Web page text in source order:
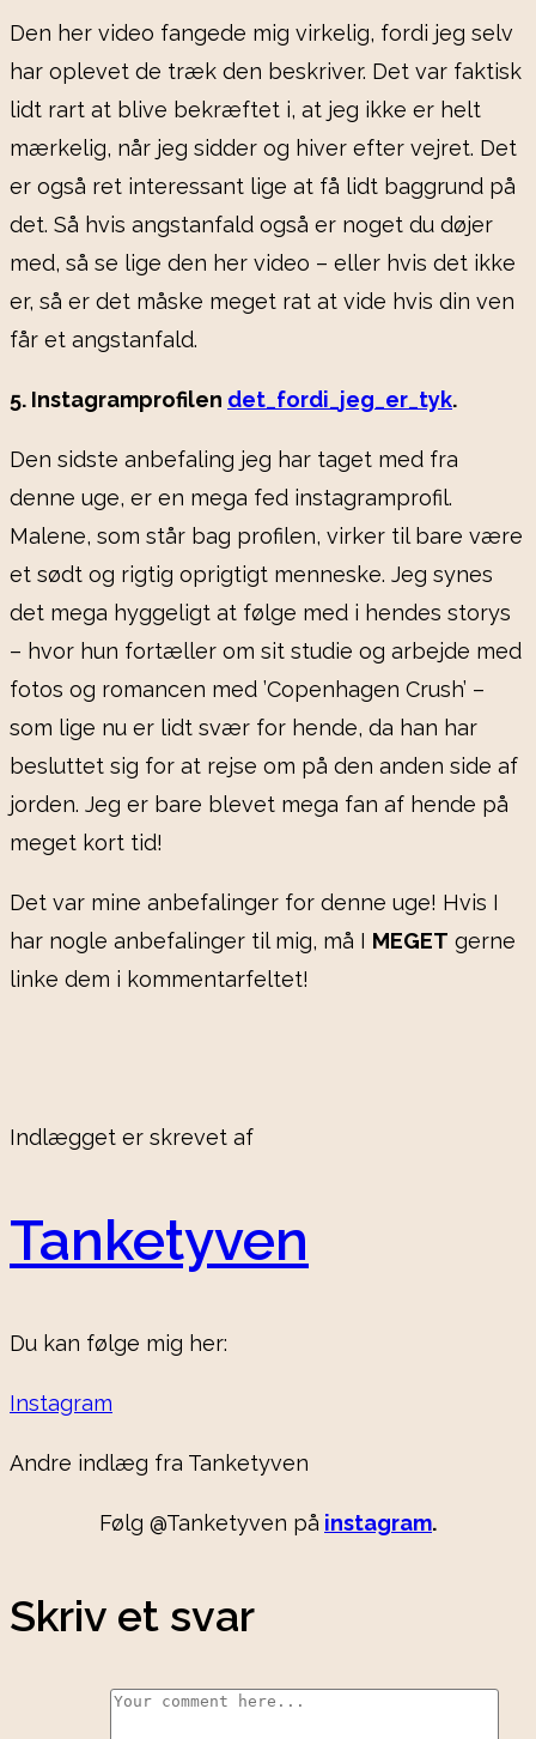
Den her video fangede mig virkelig, fordi jeg selv
har oplevet de træk den beskriver. Det var faktisk
lidt rart at blive bekræftet i, at jeg ikke er helt
mærkelig, når jeg sidder og hiver efter vejret. Det
er også ret interessant lige at få lidt baggrund på
det. Så hvis angstanfald også er noget du døjer
med, så se lige den her video – eller hvis det ikke
er, så er det måske meget rat at vide hvis din ven
får et angstanfald.
5. Instagramprofilen det_fordi_jeg_er_tyk.
Den sidste anbefaling jeg har taget med fra
denne uge, er en mega fed instagramprofil.
Malene, som står bag profilen, virker til bare være
et sødt og rigtig oprigtigt menneske. Jeg synes
det mega hyggeligt at følge med i hendes storys
– hvor hun fortæller om sit studie og arbejde med
fotos og romancen med ’Copenhagen Crush’ –
som lige nu er lidt svær for hende, da han har
besluttet sig for at rejse om på den anden side af
jorden. Jeg er bare blevet mega fan af hende på
meget kort tid!
Det var mine anbefalinger for denne uge! Hvis I
har nogle anbefalinger til mig, må I MEGET gerne
linke dem i kommentarfeltet!
Indlægget er skrevet af
Tanketyven
Du kan følge mig her:
Instagram
Andre indlæg fra Tanketyven
Følg @Tanketyven på instagram.
Skriv et svar